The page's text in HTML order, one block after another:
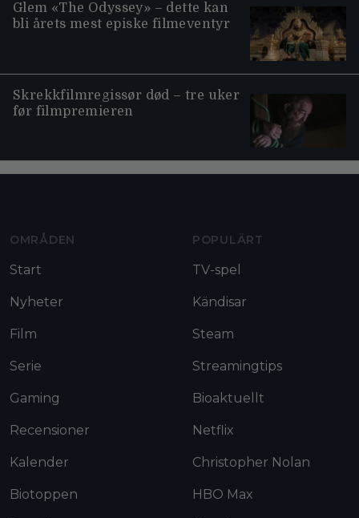
Glem «The Odyssey» – dette kan
bli årets mest episke filmeventyr
Skrekkfilmregissør død – tre uker
før filmpremieren
OMRÅDEN
Start
Nyheter
Film
Serie
Gaming
Recensioner
Kalender
Biotoppen
POPULÄRT
TV-spel
Kändisar
Steam
Streamingtips
Bioaktuellt
Netflix
Christopher Nolan
HBO Max